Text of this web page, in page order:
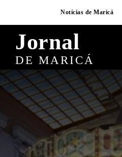
Notícias de Maricá
Jornal
DE MARICÁ